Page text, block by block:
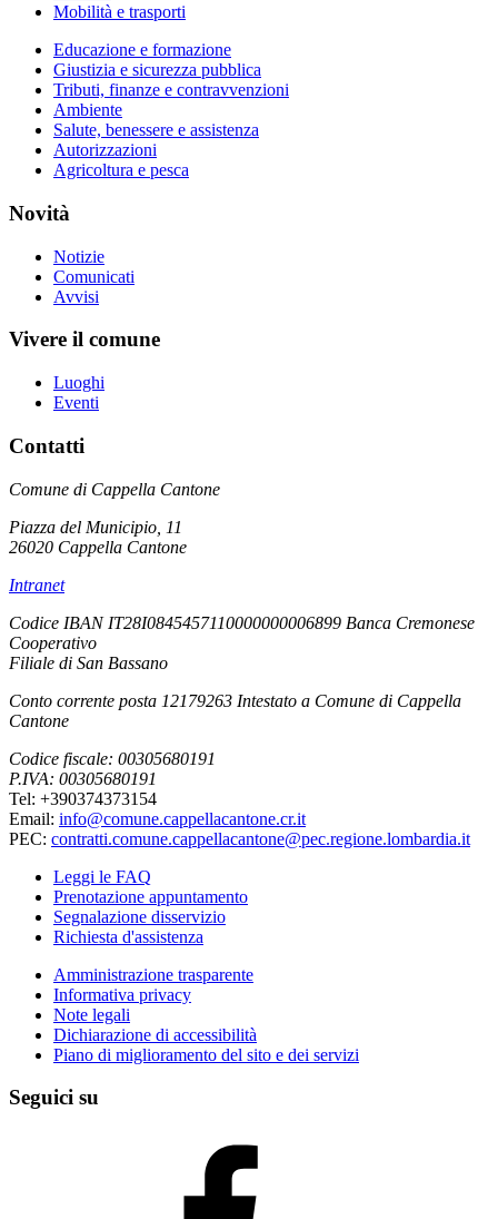
Mobilità e trasporti
Educazione e formazione
Giustizia e sicurezza pubblica
Tributi, finanze e contravvenzioni
Ambiente
Salute, benessere e assistenza
Autorizzazioni
Agricoltura e pesca
Novità
Notizie
Comunicati
Avvisi
Vivere il comune
Luoghi
Eventi
Contatti
Comune di Cappella Cantone
Piazza del Municipio, 11
26020 Cappella Cantone
Intranet
Codice IBAN IT28I0845457110000000006899 Banca Cremonese
Cooperativo
Filiale di San Bassano
Conto corrente posta 12179263 Intestato a Comune di Cappella
Cantone
Codice fiscale: 00305680191
P.IVA: 00305680191
Tel: +390374373154
Email: info@comune.cappellacantone.cr.it
PEC: contratti.comune.cappellacantone@pec.regione.lombardia.it
Leggi le FAQ
Prenotazione appuntamento
Segnalazione disservizio
Richiesta d'assistenza
Amministrazione trasparente
Informativa privacy
Note legali
Dichiarazione di accessibilità
Piano di miglioramento del sito e dei servizi
Seguici su